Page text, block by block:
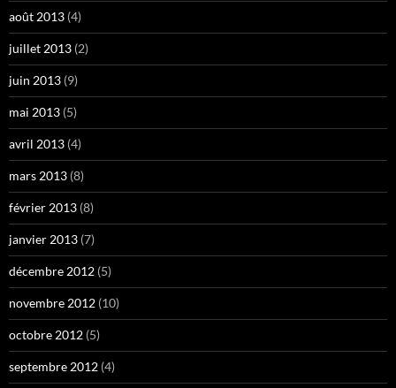
août 2013 (4)
juillet 2013 (2)
juin 2013 (9)
mai 2013 (5)
avril 2013 (4)
mars 2013 (8)
février 2013 (8)
janvier 2013 (7)
décembre 2012 (5)
novembre 2012 (10)
octobre 2012 (5)
septembre 2012 (4)